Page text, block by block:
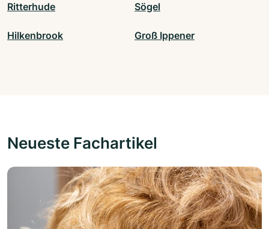
Ritterhude Sögel
Hilkenbrook Groß Ippener
Neueste Fachartikel